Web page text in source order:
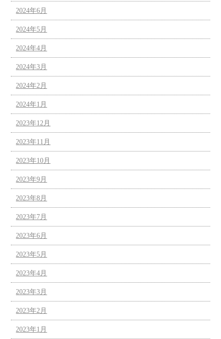
2024年6月
2024年5月
2024年4月
2024年3月
2024年2月
2024年1月
2023年12月
2023年11月
2023年10月
2023年9月
2023年8月
2023年7月
2023年6月
2023年5月
2023年4月
2023年3月
2023年2月
2023年1月